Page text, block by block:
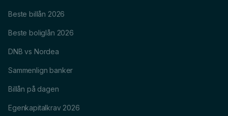
Beste billån 2026
Beste boliglån 2026
DNB vs Nordea
Sammenlign banker
Billån på dagen
Egenkapitalkrav 2026